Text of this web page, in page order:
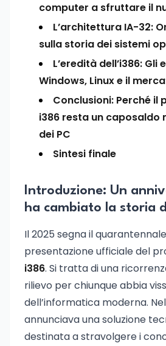
computer a sfruttare il
L’architettura IA-32:
sulla storia dei sistemi
L’eredità dell’i386: Gli
Windows, Linux e il
Conclusioni: Perché il
i386 resta un caposaldo
dei PC
Sintesi finale
Introduzione: Un
ha cambiato la storia
Il 2025 segna il
presentazione ufficiale del
i386. Si tratta di una
rilievo per chiunque abbia
dell’informatica moderna.
annunciava una soluzione
destinata a stravolgere i